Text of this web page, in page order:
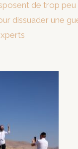
de trop peu
dissuader une